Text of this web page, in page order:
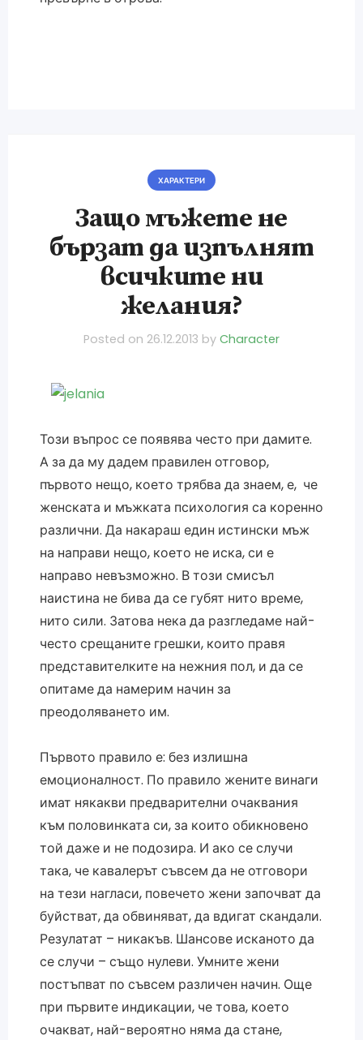
ХАРАКТЕРИ
Защо мъжете не
бързат да изпълнят
всичките ни
желания?
Posted on 26.12.2013 by Character
Този въпрос се появява често при дамите.
А за да му дадем правилен отговор,
първото нещо, което трябва да знаем, е, че
женската и мъжката психология са коренно
различни. Да накараш един истински мъж
на направи нещо, което не иска, си е
направо невъзможно. В този смисъл
наистина не бива да се губят нито време,
нито сили. Затова нека да разгледаме най-
често срещаните грешки, които правя
представителките на нежния пол, и да се
опитаме да намерим начин за
преодоляването им.
Първото правило е: без излишна
емоционалност. По правило жените винаги
имат някакви предварителни очаквания
към половинката си, за които обикновено
той даже и не подозира. И ако се случи
така, че кавалерът съвсем да не отговори
на тези нагласи, повечето жени започват да
буйстват, да обвиняват, да вдигат скандали.
Резулатат – никакъв. Шансове исканото да
се случи – също нулеви. Умните жени
постъпват по съвсем различен начин. Още
при първите индикации, че това, което
очакват, най-вероятно няма да стане,